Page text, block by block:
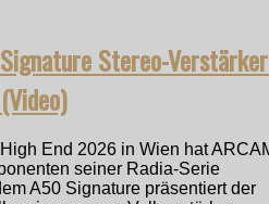
Stereo-
End 2026 in Wien hat
seiner Radia-Serie
A50 Signature präsentiert der